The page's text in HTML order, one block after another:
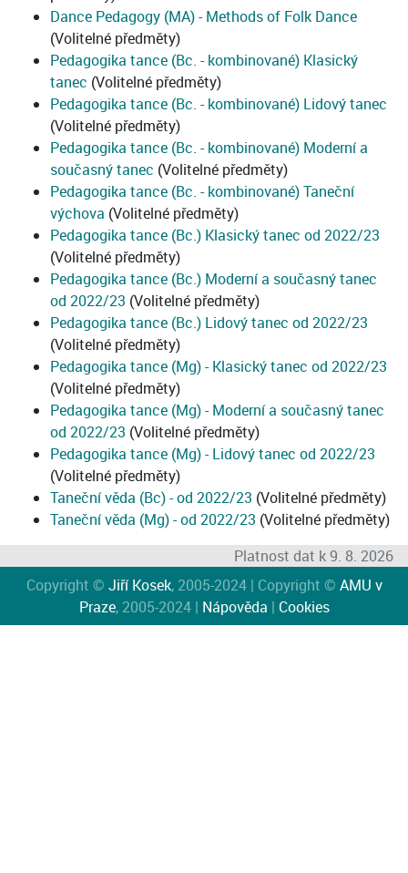
Dance Pedagogy (MA) - Methods of Folk Dance
(Volitelné předměty)
Pedagogika tance (Bc. - kombinované) Klasický
tanec (Volitelné předměty)
Pedagogika tance (Bc. - kombinované) Lidový tanec
(Volitelné předměty)
Pedagogika tance (Bc. - kombinované) Moderní a
současný tanec (Volitelné předměty)
Pedagogika tance (Bc. - kombinované) Taneční
výchova (Volitelné předměty)
Pedagogika tance (Bc.) Klasický tanec od 2022/23
(Volitelné předměty)
Pedagogika tance (Bc.) Moderní a současný tanec
od 2022/23 (Volitelné předměty)
Pedagogika tance (Bc.) Lidový tanec od 2022/23
(Volitelné předměty)
Pedagogika tance (Mg) - Klasický tanec od 2022/23
(Volitelné předměty)
Pedagogika tance (Mg) - Moderní a současný tanec
od 2022/23 (Volitelné předměty)
Pedagogika tance (Mg) - Lidový tanec od 2022/23
(Volitelné předměty)
Taneční věda (Bc) - od 2022/23 (Volitelné předměty)
Taneční věda (Mg) - od 2022/23 (Volitelné předměty)
Platnost dat k 9. 8. 2026
Copyright © Jiří Kosek, 2005-2024 | Copyright © AMU v
Praze, 2005-2024 | Nápověda | Cookies